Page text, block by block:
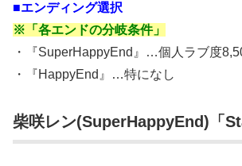
■エンディング選択
※「各エンドの分岐条件」
・『SuperHappyEnd』…個人ラブ度
・『HappyEnd』…特になし
柴咲レン(SuperHappyEnd)「